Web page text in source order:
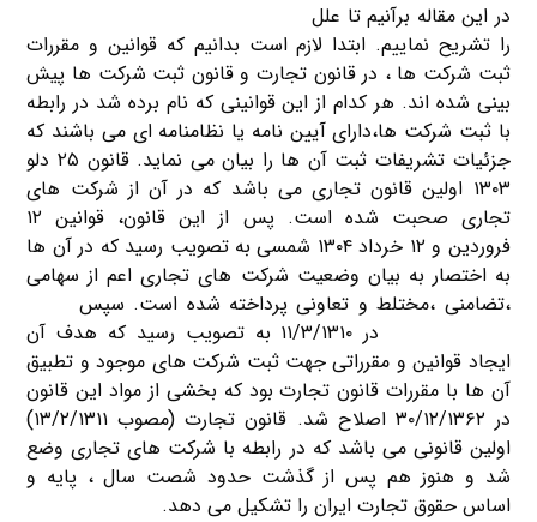
در این مقاله برآنیم تا علل
را تشریح نماییم. ابتدا لازم است بدانیم که قوانین و مقررات
ثبت شرکت ها ، در قانون تجارت و قانون ثبت شرکت ها پیش
بینی شده اند. هر کدام از این قوانینی که نام برده شد در رابطه
با ثبت شرکت ها،دارای آیین نامه یا نظامنامه ای می باشند که
جزئیات تشریفات ثبت آن ها را بیان می نماید. قانون ۲۵ دلو
۱۳۰۳ اولین قانون تجاری می باشد که در آن از شرکت های
تجاری صحبت شده است. پس از این قانون، قوانین ۱۲
فروردین و ۱۲ خرداد ۱۳۰۴ شمسی به تصویب رسید که در آن ها
به اختصار به بیان وضعیت شرکت های تجاری اعم از سهامی
،تضامنی ،مختلط و تعاونی پرداخته شده است. سپس
در ۱۱/۳/۱۳۱۰ به تصویب رسید که هدف آن
ایجاد قوانین و مقرراتی جهت ثبت شرکت های موجود و تطبیق
آن ها با مقررات قانون تجارت بود که بخشی از مواد این قانون
در ۳۰/۱۲/۱۳۶۲ اصلاح شد. قانون تجارت (مصوب ۱۳/۲/۱۳۱۱)
اولین قانونی می باشد که در رابطه با شرکت های تجاری وضع
شد و هنوز هم پس از گذشت حدود شصت سال ، پایه و
اساس حقوق تجارت ایران را تشکیل می دهد.